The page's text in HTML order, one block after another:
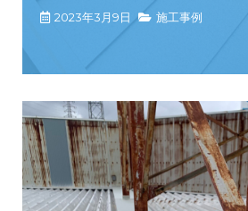
2023年3月9日 施工事例